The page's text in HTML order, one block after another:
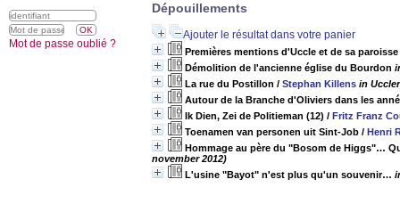
Dépouillements
Ajouter le résultat dans votre panier
Premières mentions d'Uccle et de sa
Démolition de l'ancienne église du Bourdon
La rue du Postillon / Stephan Killens in
Autour de la Branche d'Oliviers dans les
Ik Dien, Zei de Politieman (12) / Fritz Franz
Toenamen van personen uit Sint-Job / Henri
Hommage au père du "Bosom de Higgs"…
november 2012)
L'usine "Bayot" n'est plus qu'un souvenir…
Mot de passe oublié ?